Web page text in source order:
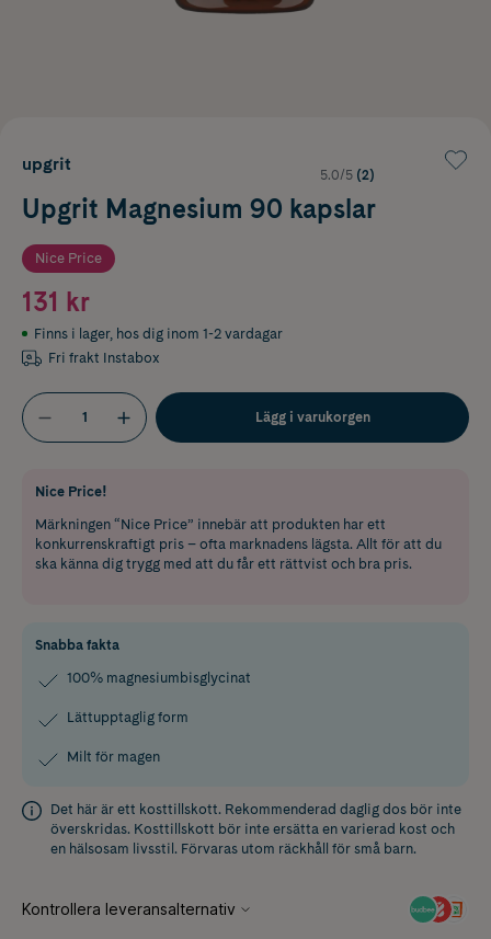
upgrit
5.0/5 (2)
Upgrit Magnesium 90 kapslar
Nice Price
131 kr
Finns i lager, hos dig inom 1-2 vardagar
Fri frakt Instabox
Lägg i varukorgen
Nice Price!
Märkningen “Nice Price” innebär att produkten har ett
konkurrenskraftigt pris – ofta marknadens lägsta. Allt för att du
ska känna dig trygg med att du får ett rättvist och bra pris.
Snabba fakta
100% magnesiumbisglycinat
Lättupptaglig form
Milt för magen
Det här är ett kosttillskott. Rekommenderad daglig dos bör inte
överskridas. Kosttillskott bör inte ersätta en varierad kost och
en hälsosam livsstil. Förvaras utom räckhåll för små barn.